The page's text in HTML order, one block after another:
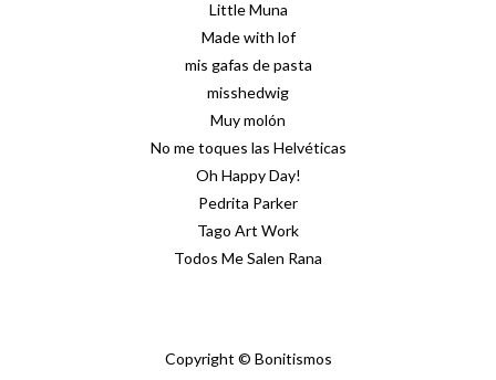
Little Muna
Made with lof
mis gafas de pasta
misshedwig
Muy molón
No me toques las Helvéticas
Oh Happy Day!
Pedrita Parker
Tago Art Work
Todos Me Salen Rana
Copyright © Bonitismos